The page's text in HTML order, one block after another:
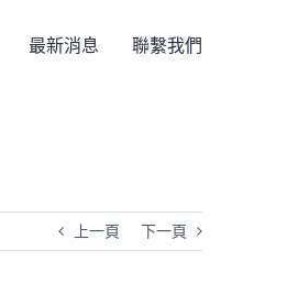
最新消息 聯繫我們
上一頁 下一頁